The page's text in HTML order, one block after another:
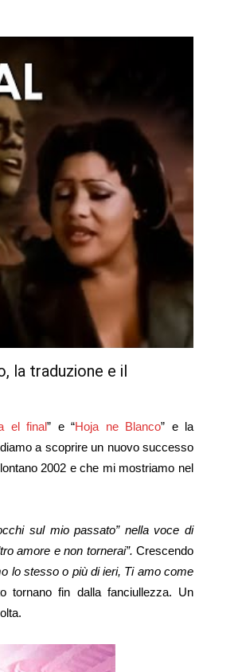
la traduzione e il
el final” e “Hoja ne Blanco” e la
a scoprire un nuovo successo
2002 e che mi mostriamo nel
sul mio passato” nella voce di
amore e non tornerai”. Crescendo
lo stesso o più di ieri, Ti amo come
tornano fin dalla fanciullezza. Un